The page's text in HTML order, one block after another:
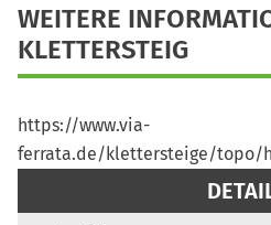
WEITERE
KLETTERSTEIG
https://www.via-
ferrata.de/klettersteige/topo/